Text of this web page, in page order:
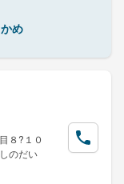
め
８?１０
のだい